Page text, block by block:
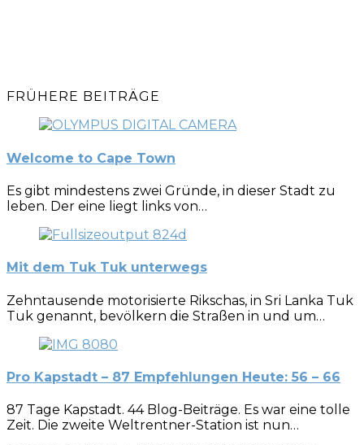
FRÜHERE BEITRÄGE
Welcome to Cape Town
Es gibt mindestens zwei Gründe, in dieser Stadt zu
leben. Der eine liegt links von…
Mit dem Tuk Tuk unterwegs
Zehntausende motorisierte Rikschas, in Sri Lanka Tuk
Tuk genannt, bevölkern die Straßen in und um…
Pro Kapstadt – 87 Empfehlungen Heute: 56 – 66
87 Tage Kapstadt. 44 Blog-Beiträge. Es war eine tolle
Zeit. Die zweite Weltrentner-Station ist nun…